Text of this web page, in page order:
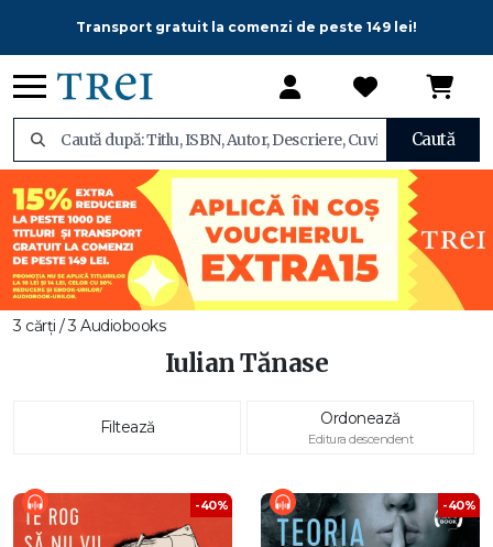
Transport gratuit la comenzi de peste 149 lei!
Caută
3 cărți / 3 Audiobooks
Iulian Tănase
Filtează Ordonează
Editura descendent
-40% -40%